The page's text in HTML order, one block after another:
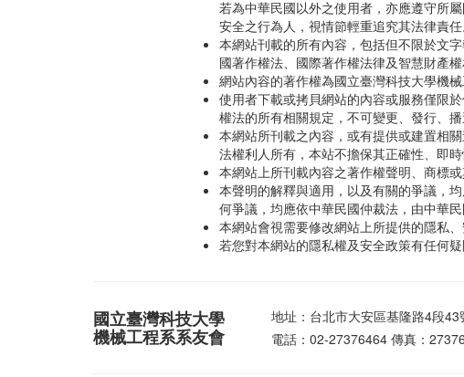
若為中華民國以外之使用者，亦應遵守所
安全之行為人，視情節輕重追究其法律責任
本網站刊載的所有內容，包括但不限於文
國著作權法、國際著作權法律及智慧財產
網站內容的著作權為國立臺灣科技大學機
使用者下載或拷貝網站的內容或服務僅限
權法的所有相關規定，不可變更、發行、
本網站所刊載之內容，或有提供或建置相
法權利人所有，本站不擔保其正確性、即時
本網站上所刊載內容之著作權聲明、商標
本聲明的解釋與適用，以及有關的爭議，
何爭議，均應依中華民國仲裁法，由中華民
本網站會視需要修改網站上所提供的隱私
若您對本網站的隱私權及安全政策有任何疑
國立臺灣科技大學
機械工程系系友會
地址：台北市大安區基隆路4段
電話：02-27376464 傳真：